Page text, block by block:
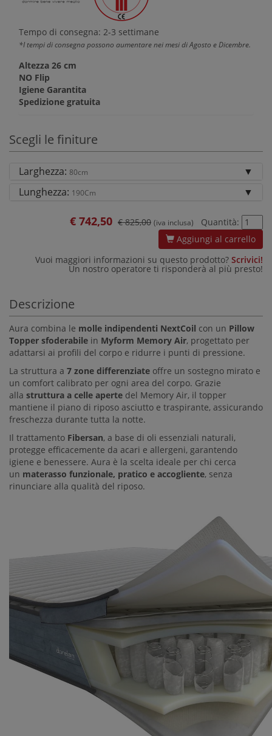
Tempo di consegna: 2-3 settimane
*I tempi di consegna possono aumentare nei mesi di Agosto e Dicembre.
Altezza 26 cm
NO Flip
Igiene Garantita
Spedizione gratuita
Scegli le finiture
Larghezza: 80cm
Lunghezza: 190Cm
€ 742,50 € 825,00 (iva inclusa)
Quantità:
Aggiungi al carrello
Vuoi maggiori informazioni su questo prodotto? Scrivici!
Un nostro operatore ti risponderà al più presto!
Descrizione
Aura combina le molle indipendenti NextCoil con un Pillow
Topper sfoderabile in Myform Memory Air, progettato per
adattarsi ai profili del corpo e ridurre i punti di pressione.
La struttura a 7 zone differenziate offre un sostegno mirato e
un comfort calibrato per ogni area del corpo. Grazie
alla struttura a celle aperte del Memory Air, il topper
mantiene il piano di riposo asciutto e traspirante, assicurando
freschezza durante tutta la notte.
Il trattamento Fibersan, a base di oli essenziali naturali,
protegge efficacemente da acari e allergeni, garantendo
igiene e benessere. Aura è la scelta ideale per chi cerca
un materasso funzionale, pratico e accogliente, senza
rinunciare alla qualità del riposo.